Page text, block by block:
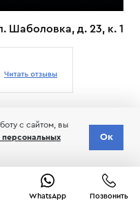
Шаболовка, д. 23, к. 1
WhatsApp Позвонить
с сайтом, вы
персональных
Ок